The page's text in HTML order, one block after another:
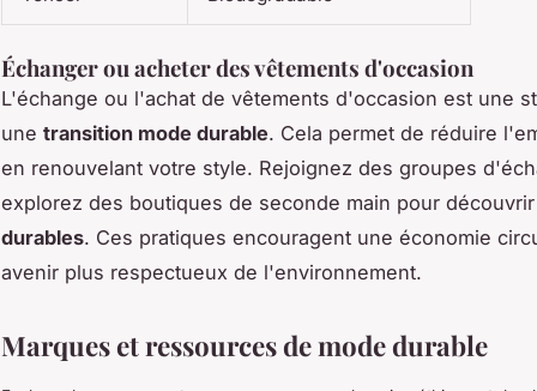
Échanger ou acheter des vêtements d'occasion
L'échange ou l'achat de vêtements d'occasion est une
une transition mode durable. Cela permet de réduire
en renouvelant votre style. Rejoignez des groupes
explorez des boutiques de seconde main pour
durables. Ces pratiques encouragent une économie
avenir plus respectueux de l'environnement.
Marques et ressources de mode durable